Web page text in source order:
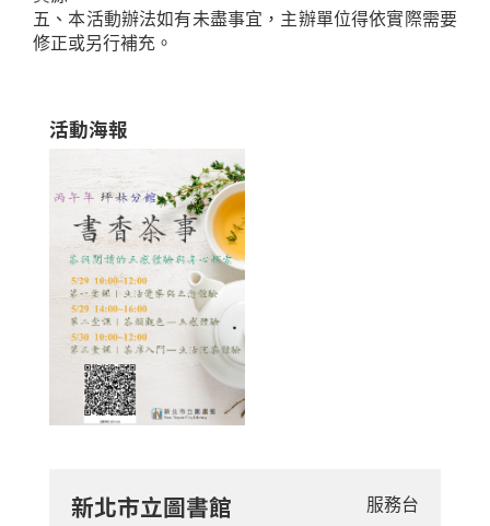
五、本活動辦法如有未盡事宜，主辦單位得依實際需要
修正或另行補充。
活動海報
新北市立圖書館 服務台